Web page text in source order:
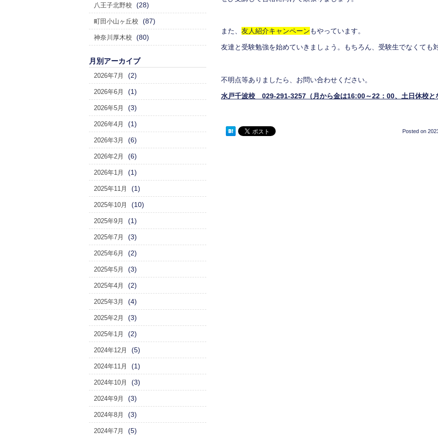
また、 友人紹介キャンペーンもやっています。
友達と受験勉強を始めていきましょう。もちろん、受験生でなくても
不明点等ありましたら、お問い合わせください。
水戸千波校 029-291-3257（月から金は16:00～22：00、土日休校と
Posted on
八王子北野校 (28)
町田小山ヶ丘校 (87)
神奈川厚木校 (80)
月別アーカイブ
2026年7月 (2)
2026年6月 (1)
2026年5月 (3)
2026年4月 (1)
2026年3月 (6)
2026年2月 (6)
2026年1月 (1)
2025年11月 (1)
2025年10月 (10)
2025年9月 (1)
2025年7月 (3)
2025年6月 (2)
2025年5月 (3)
2025年4月 (2)
2025年3月 (4)
2025年2月 (3)
2025年1月 (2)
2024年12月 (5)
2024年11月 (1)
2024年10月 (3)
2024年9月 (3)
2024年8月 (3)
2024年7月 (5)